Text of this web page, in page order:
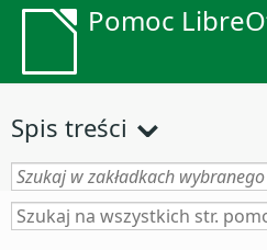
Pomoc
Spis treści